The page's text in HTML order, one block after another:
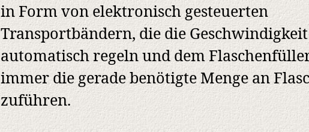
in Form von elektronisch gesteuerten
Transportbändern, die die Geschwindigkeit
automatisch regeln und dem
immer die gerade benötigte Menge an
zuführen.